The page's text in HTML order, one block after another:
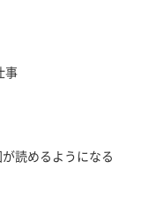
事
読めるようになる